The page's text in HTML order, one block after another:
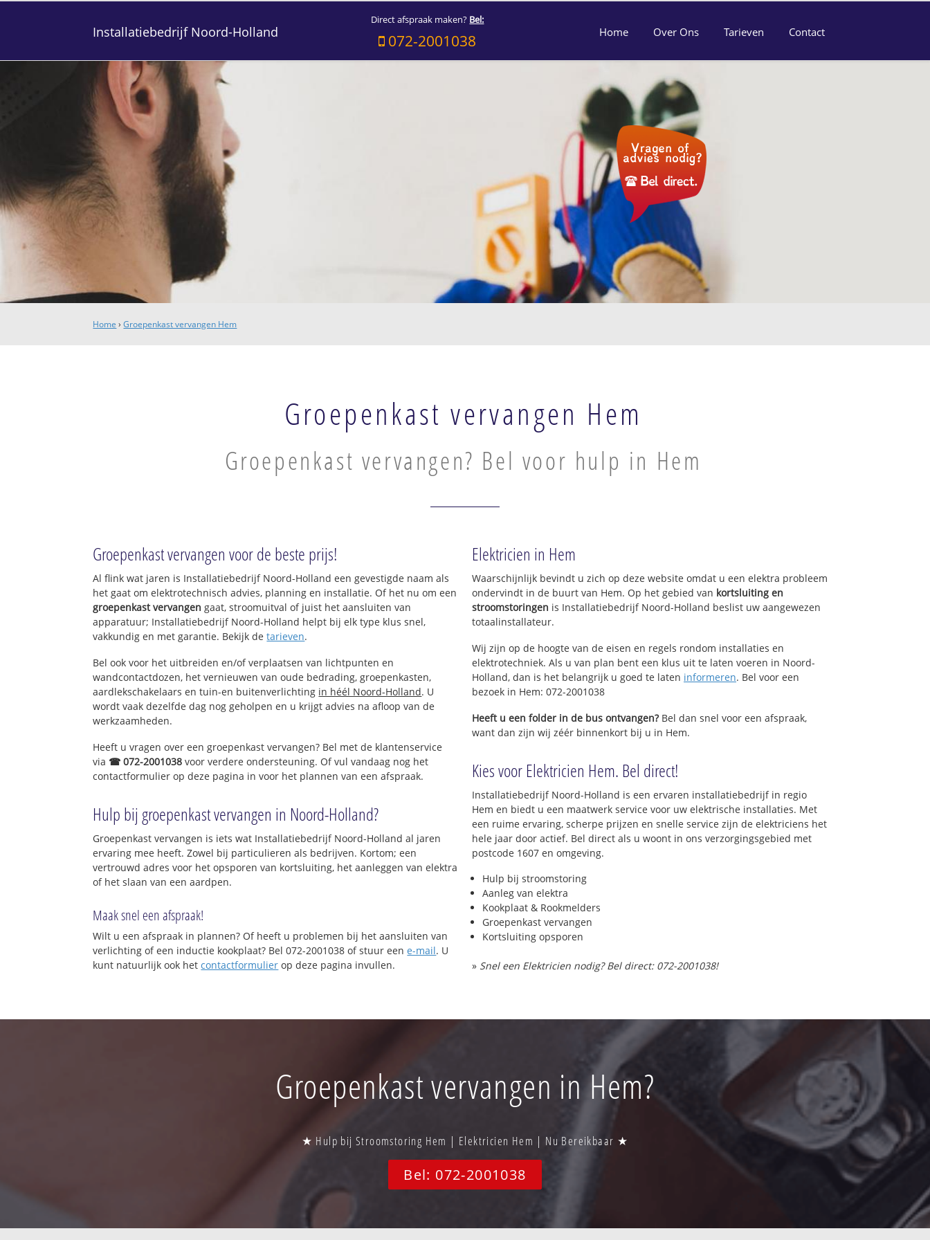
Installatiebedrijf Noord-Holland
Direct afspraak maken? Bel:
072-2001038 Home Over Ons Tarieven Contact
Home ›Groepenkast vervangen Hem
Groepenkast vervangen Hem
Groepenkast vervangen? Bel voor hulp in Hem
Groepenkast vervangen voor de beste prijs!
Al flink wat jaren is Installatiebedrijf Noord-Holland een gevestigde naam als
het gaat om elektrotechnisch advies, planning en installatie. Of het nu om een
groepenkast vervangen gaat, stroomuitval of juist het aansluiten van
apparatuur; Installatiebedrijf Noord-Holland helpt bij elk type klus snel,
vakkundig en met garantie. Bekijk detarieven.
Bel ook voor het uitbreiden en/of verplaatsen van lichtpunten en
wandcontactdozen, het vernieuwen van oude bedrading, groepenkasten,
aardlekschakelaars en tuin-en buitenverlichting in héél Noord-Holland. U
wordt vaak dezelfde dag nog geholpen en u krijgt advies na afloop van de
werkzaamheden.
Heeft u vragen over een groepenkast vervangen? Bel met de klantenservice
via ☎ 072-2001038 voor verdere ondersteuning. Of vul vandaag nog het
contactformulier op deze pagina in voor het plannen van een afspraak.
Hulp bij groepenkast vervangen in Noord-Holland?
Groepenkast vervangen is iets wat Installatiebedrijf Noord-Holland al jaren
ervaring mee heeft. Zowel bij particulieren als bedrijven. Kortom; een
vertrouwd adres voor het opsporen van kortsluiting, het aanleggen van elektra
of het slaan van een aardpen.
Maak snel een afspraak!
Wilt u een afspraak in plannen? Of heeft u problemen bij het aansluiten van
verlichting of een inductie kookplaat? Bel 072-2001038 of stuur eene-mail. U
kunt natuurlijk ook hetcontactformulier op deze pagina invullen.
Elektricien in Hem
Waarschijnlijk bevindt u zich op deze website omdat u een elektra probleem
ondervindt in de buurt van Hem. Op het gebied van kortsluiting en
stroomstoringen is Installatiebedrijf Noord-Holland beslist uw aangewezen
totaalinstallateur.
Wij zijn op de hoogte van de eisen en regels rondom installaties en
elektrotechniek. Als u van plan bent een klus uit te laten voeren in Noord-
Holland, dan is het belangrijk u goed te laten informeren. Bel voor een
bezoek in Hem: 072-2001038
Heeft u een folder in de bus ontvangen?Bel dan snel voor een afspraak,
want dan zijn wij zéér binnenkort bij u in Hem.
Kies voor Elektricien Hem. Bel direct!
Installatiebedrijf Noord-Holland is een ervaren installatiebedrijf in regio
Hem en biedt u een maatwerk service voor uw elektrische installaties. Met
een ruime ervaring, scherpe prijzen en snelle service zijn de elektriciens het
hele jaar door actief. Bel direct als u woont in ons verzorgingsgebied met
postcode 1607 en omgeving.
Hulp bij stroomstoring
Aanleg van elektra
Kookplaat & Rookmelders
Groepenkast vervangen
Kortsluiting opsporen
» Snel een Elektricien nodig? Bel direct: 072-2001038!
Groepenkast vervangen in Hem?
★ Hulp bij Stroomstoring Hem | Elektricien Hem | Nu Bereikbaar ★
Bel: 072-2001038